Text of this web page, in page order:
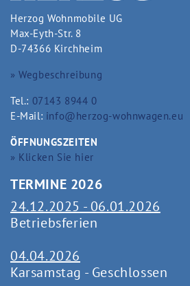
Herzog Wohnmobile UG
Max-Eyth-Str. 8
D-74366 Kirchheim
» Wegbeschreibung
Tel.: 07143 8944 0
E-Mail: info@herzog-wohnwagen.eu
ÖFFNUNGSZEITEN
» Klicken Sie hier
TERMINE 2026
24.12.2025 - 06.01.2026
Betriebsferien
04.04.2026
Karsamstag - Geschlossen